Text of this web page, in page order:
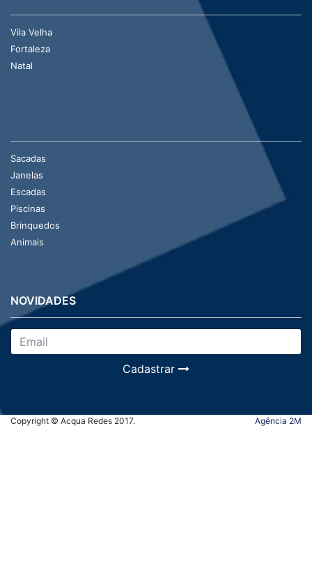
Vila Velha
Fortaleza
Natal
Sacadas
Janelas
Escadas
Piscinas
Brinquedos
Animais
NOVIDADES
Cadastrar
Copyright © Acqua Redes 2017. Agência 2M